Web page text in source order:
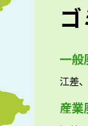
一般
江差
産業